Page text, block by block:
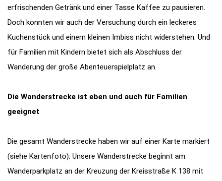
erfrischenden Getränk und einer Tasse Kaffee zu pausieren.
Doch konnten wir auch der Versuchung durch ein leckeres
Kuchenstück und einem kleinen Imbiss nicht widerstehen. Und
für Familien mit Kindern bietet sich als Abschluss der
Wanderung der große Abenteuerspielplatz an.
Die Wanderstrecke ist eben und auch für Familien
geeignet
Die gesamt Wanderstrecke haben wir auf einer Karte markiert
(siehe Kartenfoto). Unsere Wanderstrecke beginnt am
Wanderparkplatz an der Kreuzung der Kreisstraße K 138 mit